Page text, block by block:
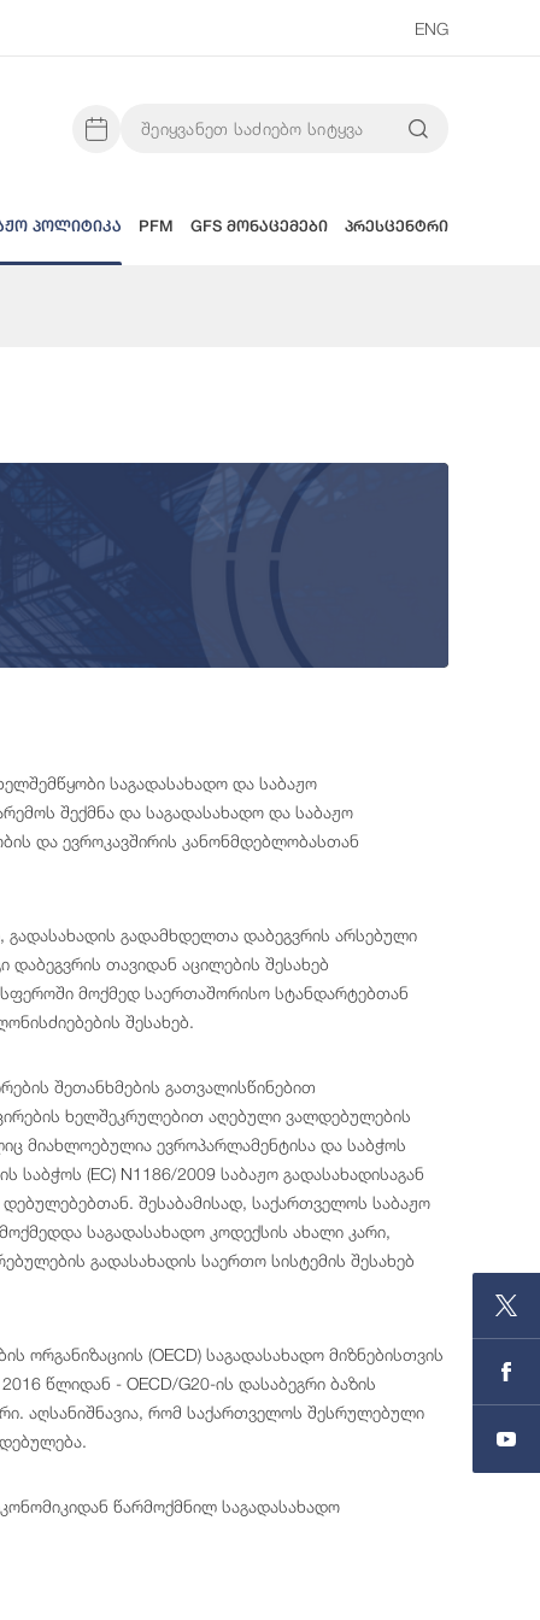
ENG
პოლიტიკა PFM GFS მონაცემები პრესცენტრი
საგადასახადო და საბაჟო
შექმნა და საგადასახადო და საბაჟო
და ევროკავშირის კანონმდებლობასთან
გადასახადის გადამხდელთა დაბეგვრის არსებული
დაბეგვრის თავიდან აცილების შესახებ
მოქმედ საერთაშორისო სტანდარტებთან
შესახებ.
შეთანხმების გათვალისწინებით
ხელშეკრულებით აღებული ვალდებულების
მიახლოებულია ევროპარლამენტისა და საბჭოს
(EC) N1186/2009 საბაჟო გადასახადისაგან
დებულებებთან. შესაბამისად, საქართველოს საბაჟო
საგადასახადო კოდექსის ახალი კარი,
გადასახადის საერთო სისტემის შესახებ
(OECD) საგადასახადო მიზნებისთვის
წლიდან - OECD/G20-ის დასაბეგრი ბაზის
აღსანიშნავია, რომ საქართველოს შესრულებული
წარმოქმნილ საგადასახადო